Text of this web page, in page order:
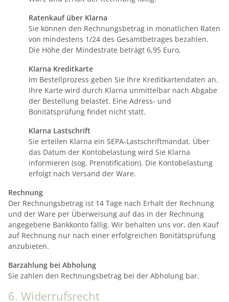
Ratenkauf über Klarna
Sie können den Rechnungsbetrag in monatlichen Raten
von mindestens 1/24 des Gesamtbetrages bezahlen.
Die Höhe der Mindestrate beträgt 6,95 Euro.
Klarna Kreditkarte
Im Bestellprozess geben Sie Ihre Kreditkartendaten an.
Ihre Karte wird durch Klarna unmittelbar nach Abgabe
der Bestellung belastet. Eine Adress- und
Bonitätsprüfung findet nicht statt.
Klarna Lastschrift
Sie erteilen Klarna ein SEPA-Lastschriftmandat. Über
das Datum der Kontobelastung wird Sie Klarna
informieren (sog. Prenotification). Die Kontobelastung
erfolgt nach Versand der Ware.
Rechnung
Der Rechnungsbetrag ist 14 Tage nach Erhalt der Rechnung
und der Ware per Überweisung auf das in der Rechnung
angegebene Bankkonto fällig. Wir behalten uns vor, den Kauf
auf Rechnung nur nach einer erfolgreichen Bonitätsprüfung
anzubieten.
Barzahlung bei Abholung
Sie zahlen den Rechnungsbetrag bei der Abholung bar.
6. Widerrufsrecht